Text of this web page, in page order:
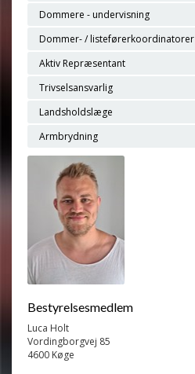
Dommere - undervisning
Dommer- / listeførerkoordinatorer
Aktiv Repræsentant
Trivselsansvarlig
Landsholdslæge
Armbrydning
Bestyrelsesmedlem
Luca Holt
Vordingborgvej 85
4600 Køge